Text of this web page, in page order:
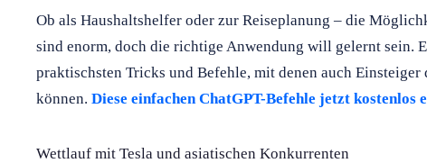
Ob als Haushaltshelfer oder zur Reiseplanung – die
sind enorm, doch die richtige Anwendung will gelernt sein.
praktischsten Tricks und Befehle, mit denen auch
können. Diese einfachen ChatGPT-Befehle jetzt kostenlos
Wettlauf mit Tesla und asiatischen Konkurrenten